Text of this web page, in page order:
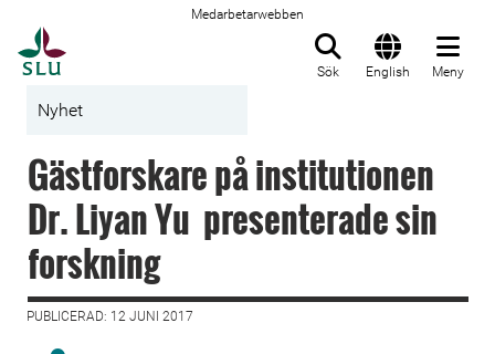
Medarbetarwebben
Sök English Meny
Nyhet
Gästforskare på institutionen
Dr. Liyan Yu presenterade sin
forskning
PUBLICERAD: 12 JUNI 2017